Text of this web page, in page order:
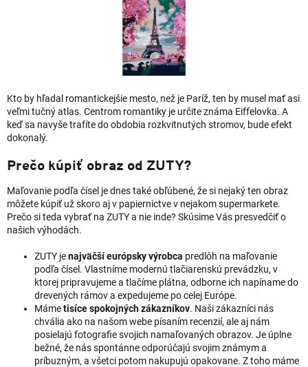
Kto by hľadal romantickejšie mesto, než je Paríž, ten by musel mať asi
veľmi tučný atlas. Centrom romantiky je určite známa Eiffelovka. A
keď sa navyše trafíte do obdobia rozkvitnutých stromov, bude efekt
dokonalý.
Prečo kúpiť obraz od ZUTY?
Maľovanie podľa čísel je dnes také obľúbené, že si nejaký ten obraz
môžete kúpiť už skoro aj v papiernictve v nejakom supermarkete.
Prečo si teda vybrať na ZUTY a nie inde? Skúsime Vás presvedčiť o
našich výhodách.
ZUTY jenajväčší európsky výrobca predlôh na maľovanie
podľa čísel. Vlastníme modernú tlačiarenskú prevádzku, v
ktorej pripravujeme a tlačíme plátna, odborne ich napíname do
drevených rámov a expedujeme po celej Európe.
Mámetisíce spokojných zákazníkov. Naši zákazníci nás
chvália ako na našom webe písaním recenzií, ale aj nám
posielajú fotografie svojich namaľovaných obrazov. Je úplne
bežné, že nás spontánne odporúčajú svojim známym a
príbuzným, a všetci potom nakupujú opakovane. Z toho máme